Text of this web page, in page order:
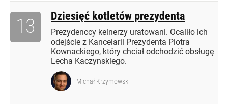
Dziesięć kotletów prezydenta
Prezydenccy kelnerzy uratowani. Ocaliło ich
odejście z Kancelarii Prezydenta Piotra
Kownackiego, który chciał odchodzić obsługę
Lecha Kaczynskiego.
13
Michał Krzymowski